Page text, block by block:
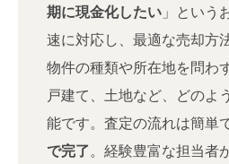
期に現金化したい」という
速に対応し、最適な売却方
物件の種類や所在地を問わ
戸建て、土地など、どのよ
能です。査定の流れは簡単で
で完了。経験豊富な担当者